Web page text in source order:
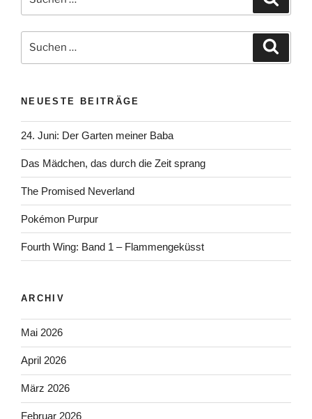
nach:
nach:
NEUESTE BEITRÄGE
24. Juni: Der Garten meiner Baba
Das Mädchen, das durch die Zeit sprang
The Promised Neverland
Pokémon Purpur
Fourth Wing: Band 1 – Flammengeküsst
ARCHIV
Mai 2026
April 2026
März 2026
Februar 2026